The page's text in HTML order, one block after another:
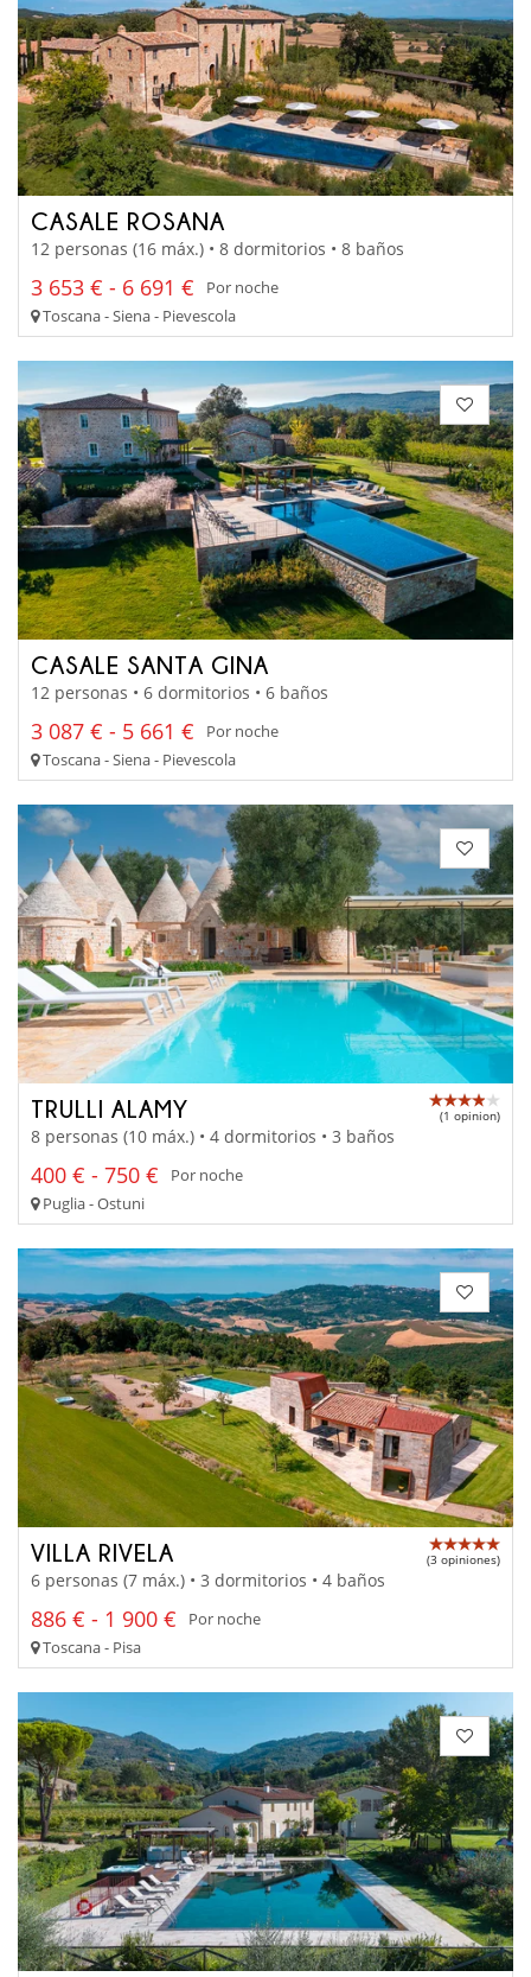
CASALE ROSANA
12 personas (16 máx.) • 8 dormitorios • 8 baños
3 653 € - 6 691 €
Por noche
Toscana - Siena - Pievescola
CASALE SANTA GINA
12 personas • 6 dormitorios • 6 baños
3 087 € - 5 661 €
Por noche
Toscana - Siena - Pievescola
TRULLI ALAMY (1 opinion)
8 personas (10 máx.) • 4 dormitorios • 3 baños
400 € - 750 €
Por noche
Puglia - Ostuni
VILLA RIVELA (3 opiniones)
6 personas (7 máx.) • 3 dormitorios • 4 baños
886 € - 1 900 €
Por noche
Toscana - Pisa